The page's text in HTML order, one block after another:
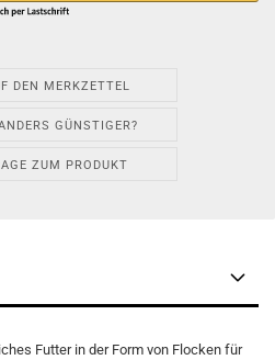
DEN MERKZETTEL
GÜNSTIGER?
ZUM PRODUKT
Futter in der Form von Flocken für